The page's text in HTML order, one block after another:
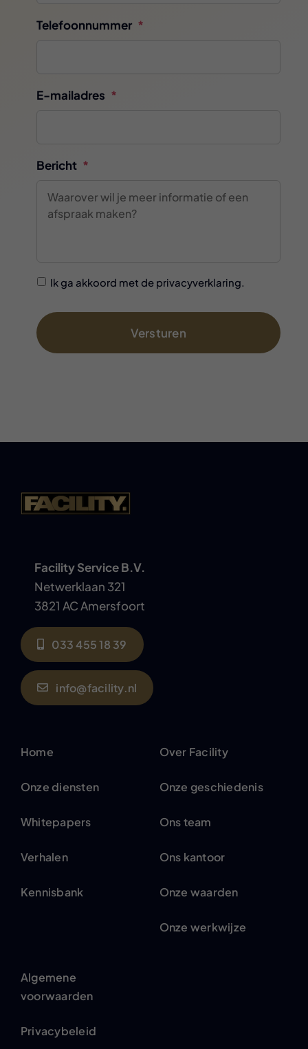
Telefoonnummer *
E-mailadres *
Bericht *
GDPR
On *
Ik ga akkoord met de privacyverklaring.
Facility Service B.V.
Netwerklaan 321
3821 AC Amersfoort
033 455 18 39
info@facility.nl
Home
Onze diensten
Whitepapers
Verhalen
Kennisbank
Over Facility
Onze geschiedenis
Ons team
Ons kantoor
Onze waarden
Onze werkwijze
Algemene
voorwaarden
Privacybeleid